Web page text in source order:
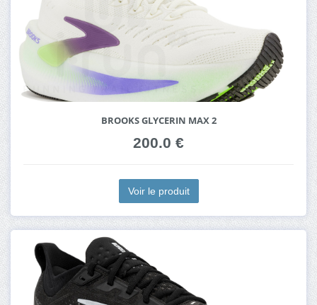
BROOKS GLYCERIN MAX 2
200.0 €
Voir le produit